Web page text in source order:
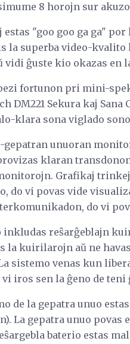
8 horojn sur
"goo goo ga ga"
la superba video-
ĝuste kio okazas en
fortunon pri mini-
DM221 Sekura kaj
klara sona viglado
unuoran
klaran
Grafikaj
do vi povas vide
do vi
inkludas reŝarĝeblajn
la kuirilarojn aŭ ne
sistemo venas kun
iros sen la ĝeno de
de la gepatra unuo
La gepatra unuo
baterio estas